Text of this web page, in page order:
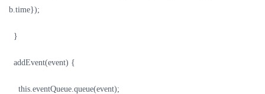
b.time});
}
addEvent(event) {
this.eventQueue.queue(event);